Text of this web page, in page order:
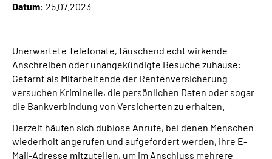
Language
Inhalte in Gebärdensprache (DGS)
Datum: 25.07.2023
Unerwartete Telefonate, täuschend echt wirkende
Anschreiben oder unangekündigte Besuche zuhause:
Getarnt als Mitarbeitende der Rentenversicherung
versuchen Kriminelle, die persönlichen Daten oder sogar
die Bankverbindung von Versicherten zu erhalten.
Derzeit häufen sich dubiose Anrufe, bei denen Menschen
wiederholt angerufen und aufgefordert werden, ihre E-
Mail-Adresse mitzuteilen, um im Anschluss mehrere